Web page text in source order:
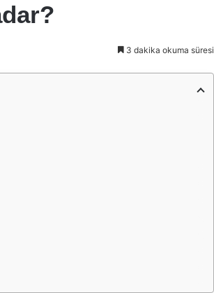
3 dakika okuma süresi